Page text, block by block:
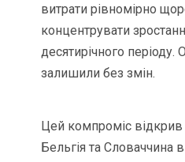
витрати рівномірно
концентрувати
десятирічного
залишили без змін.
Цей компроміс відкрив
Бельгія та Словаччина